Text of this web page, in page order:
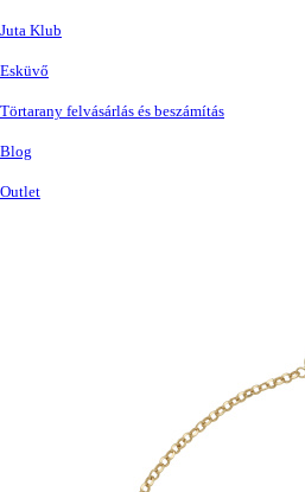
Juta Klub
Esküvő
Törtarany felvásárlás és beszámítás
Blog
Outlet